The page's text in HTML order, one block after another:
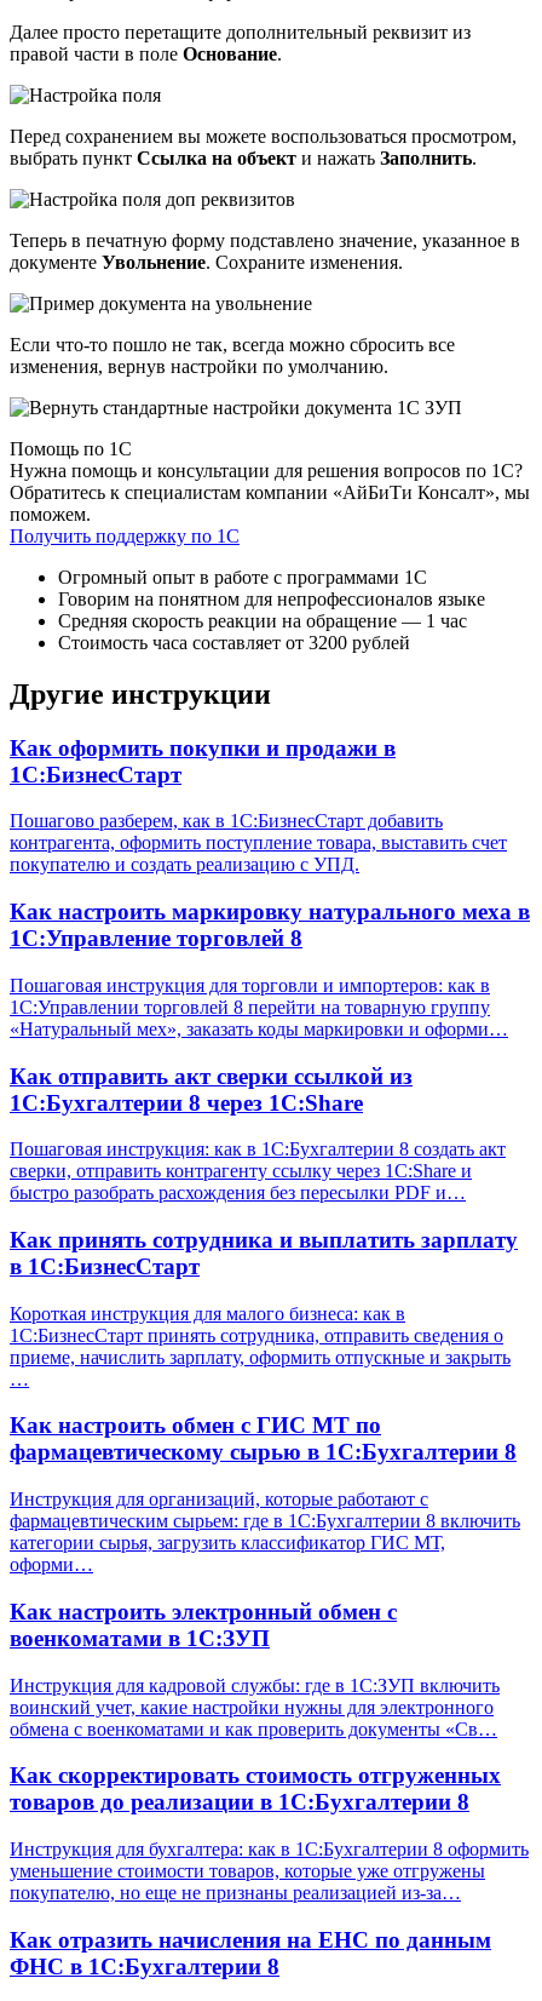
Далее просто перетащите дополнительный реквизит из
правой части в поле Основание.
Перед сохранением вы можете воспользоваться просмотром,
выбрать пункт Ссылка на объект и нажать Заполнить.
Теперь в печатную форму подставлено значение, указанное в
документе Увольнение. Сохраните изменения.
Если что-то пошло не так, всегда можно сбросить все
изменения, вернув настройки по умолчанию.
Помощь по 1С
Нужна помощь и консультации для решения вопросов по 1С?
Обратитесь к специалистам компании «АйБиТи Консалт», мы
поможем.
Получить поддержку по 1С
Огромный опыт в работе с программами 1С
Говорим на понятном для непрофессионалов языке
Средняя скорость реакции на обращение — 1 час
Стоимость часа составляет от 3200 рублей
Другие инструкции
Как оформить покупки и продажи в
1С:БизнесСтарт
Пошагово разберем, как в 1С:БизнесСтарт добавить
контрагента, оформить поступление товара, выставить счет
покупателю и создать реализацию с УПД.
Как настроить маркировку натурального меха в
1С:Управление торговлей 8
Пошаговая инструкция для торговли и импортеров: как в
1С:Управлении торговлей 8 перейти на товарную группу
«Натуральный мех», заказать коды маркировки и оформи…
Как отправить акт сверки ссылкой из
1С:Бухгалтерии 8 через 1С:Share
Пошаговая инструкция: как в 1С:Бухгалтерии 8 создать акт
сверки, отправить контрагенту ссылку через 1С:Share и
быстро разобрать расхождения без пересылки PDF и…
Как принять сотрудника и выплатить зарплату
в 1С:БизнесСтарт
Короткая инструкция для малого бизнеса: как в
1С:БизнесСтарт принять сотрудника, отправить сведения о
приеме, начислить зарплату, оформить отпускные и закрыть
…
Как настроить обмен с ГИС МТ по
фармацевтическому сырью в 1С:Бухгалтерии 8
Инструкция для организаций, которые работают с
фармацевтическим сырьем: где в 1С:Бухгалтерии 8 включить
категории сырья, загрузить классификатор ГИС МТ,
оформи…
Как настроить электронный обмен с
военкоматами в 1С:ЗУП
Инструкция для кадровой службы: где в 1С:ЗУП включить
воинский учет, какие настройки нужны для электронного
обмена с военкоматами и как проверить документы «Св…
Как скорректировать стоимость отгруженных
товаров до реализации в 1С:Бухгалтерии 8
Инструкция для бухгалтера: как в 1С:Бухгалтерии 8 оформить
уменьшение стоимости товаров, которые уже отгружены
покупателю, но еще не признаны реализацией из-за…
Как отразить начисления на ЕНС по данным
ФНС в 1С:Бухгалтерии 8